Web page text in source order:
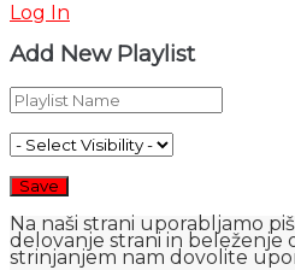
Log In
Add New Playlist
Na naši strani uporabljamo
delovanje strani in beleženje
strinjanjem nam dovolite